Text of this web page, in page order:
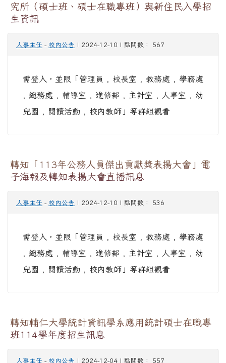
究所（碩士班、碩士在職專班）與新住民入學招
生資訊
人事主任 - 校內公告 | 2024-12-10 | 點閱數： 567
需登入，並限「管理員 , 校長室 , 教務處 , 學務處
, 總務處 , 輔導室 , 進修部 , 主計室 , 人事室 , 幼
兒園 , 閱讀活動 , 校內教師」等群組觀看
轉知「113年公務人員傑出貢獻獎表揚大會」電
子海報及轉知表揚大會直播訊息
人事主任 - 校內公告 | 2024-12-10 | 點閱數： 536
需登入，並限「管理員 , 校長室 , 教務處 , 學務處
, 總務處 , 輔導室 , 進修部 , 主計室 , 人事室 , 幼
兒園 , 閱讀活動 , 校內教師」等群組觀看
轉知輔仁大學統計資訊學系應用統計碩士在職專
班114學年度招生訊息
人事主任 - 校內公告 | 2024-12-04 | 點閱數： 557